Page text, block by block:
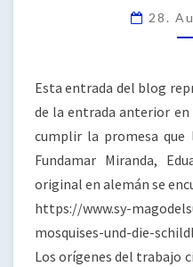
28.
Esta entrada del blog
de la entrada anterior en
cumplir la promesa que
Fundamar Miranda,
original en alemán se
https://www.sy-
mosquises-und-die-
Los orígenes del trabajo